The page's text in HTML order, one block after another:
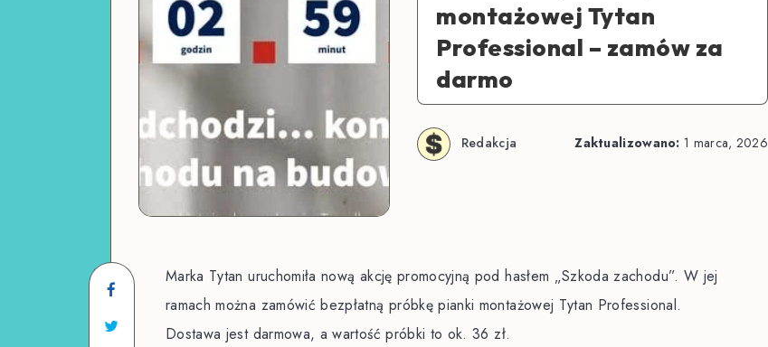
montażowej Tytan
Professional – zamów za
darmo
Redakcja Zaktualizowano: 1 marca, 2026
Marka Tytan uruchomiła nową akcję promocyjną pod hasłem „Szkoda zachodu”. W jej
ramach można zamówić bezpłatną próbkę pianki montażowej Tytan Professional.
Dostawa jest darmowa, a wartość próbki to ok. 36 zł.